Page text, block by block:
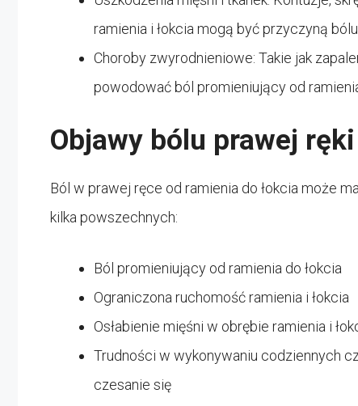
ramienia i łokcia mogą być przyczyną bólu.
Choroby zwyrodnieniowe: Takie jak
powodować ból promieniujący od
Objawy bólu prawej
Ból w prawej ręce od ramienia do łokcia może
kilka powszechnych:
Ból promieniujący od ramienia do łokcia
Ograniczona ruchomość ramienia i łokcia
Osłabienie mięśni w obrębie ramienia i
Trudności w wykonywaniu codziennych
czesanie się